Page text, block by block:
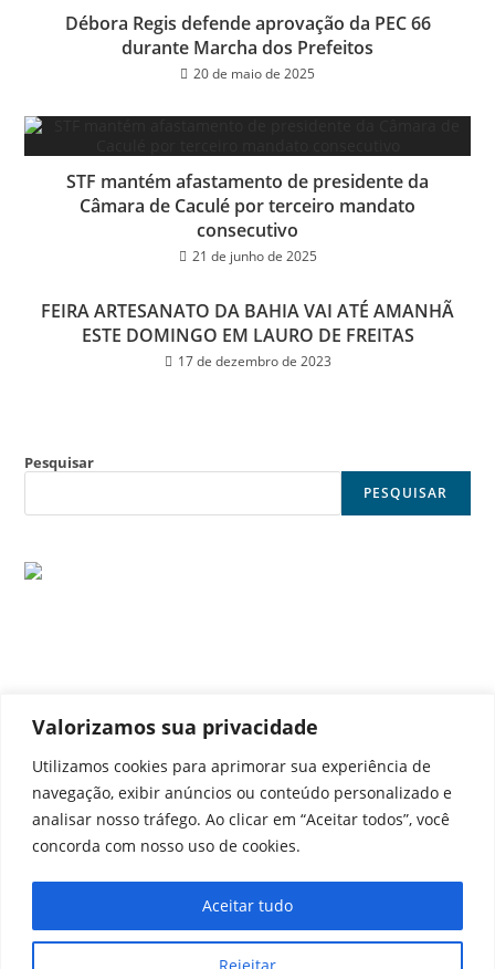
Valorizamos sua privacidade
Utilizamos cookies para aprimorar sua experiência de
navegação, exibir anúncios ou conteúdo personalizado e
analisar nosso tráfego. Ao clicar em “Aceitar todos”, você
concorda com nosso uso de cookies.
Rejeitar
Aceitar tudo
Débora Regis defende aprovação da PEC 66
durante Marcha dos Prefeitos
20 de maio de 2025
STF mantém afastamento de presidente da
Câmara de Caculé por terceiro mandato
consecutivo
21 de junho de 2025
FEIRA ARTESANATO DA BAHIA VAI ATÉ AMANHÃ
ESTE DOMINGO EM LAURO DE FREITAS
17 de dezembro de 2023
Pesquisar
PESQUISAR
Contato Home Aviso legal Configurações de cookies